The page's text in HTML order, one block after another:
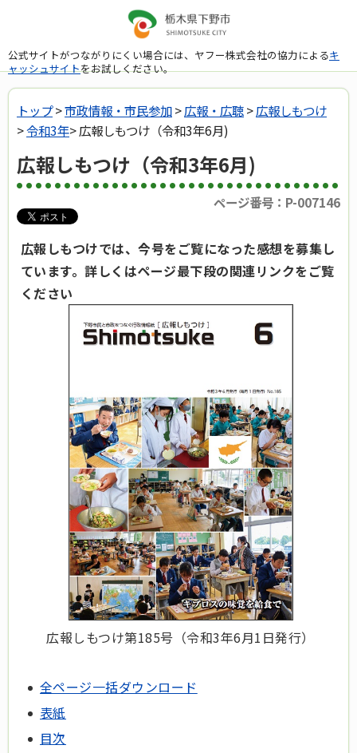
公式サイトがつながりにくい場合には、ヤフー株式会社の協力によるキ
ャッシュサイトをお試しください。
トップ>市政情報・市民参加>広報・広聴>広報しもつけ
>令和3年> 広報しもつけ（令和3年6月)
広報しもつけ（令和3年6月)
ページ番号：P-007146
広報しもつけでは、今号をご覧になった感想を募集し
ています。詳しくはページ最下段の関連リンクをご覧
ください
広報しもつけ第185号（令和3年6月1日発行）
全ページ一括ダウンロード
表紙
目次